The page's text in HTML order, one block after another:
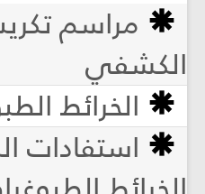
مراسم
الكشفي
الخرائط
استفادات